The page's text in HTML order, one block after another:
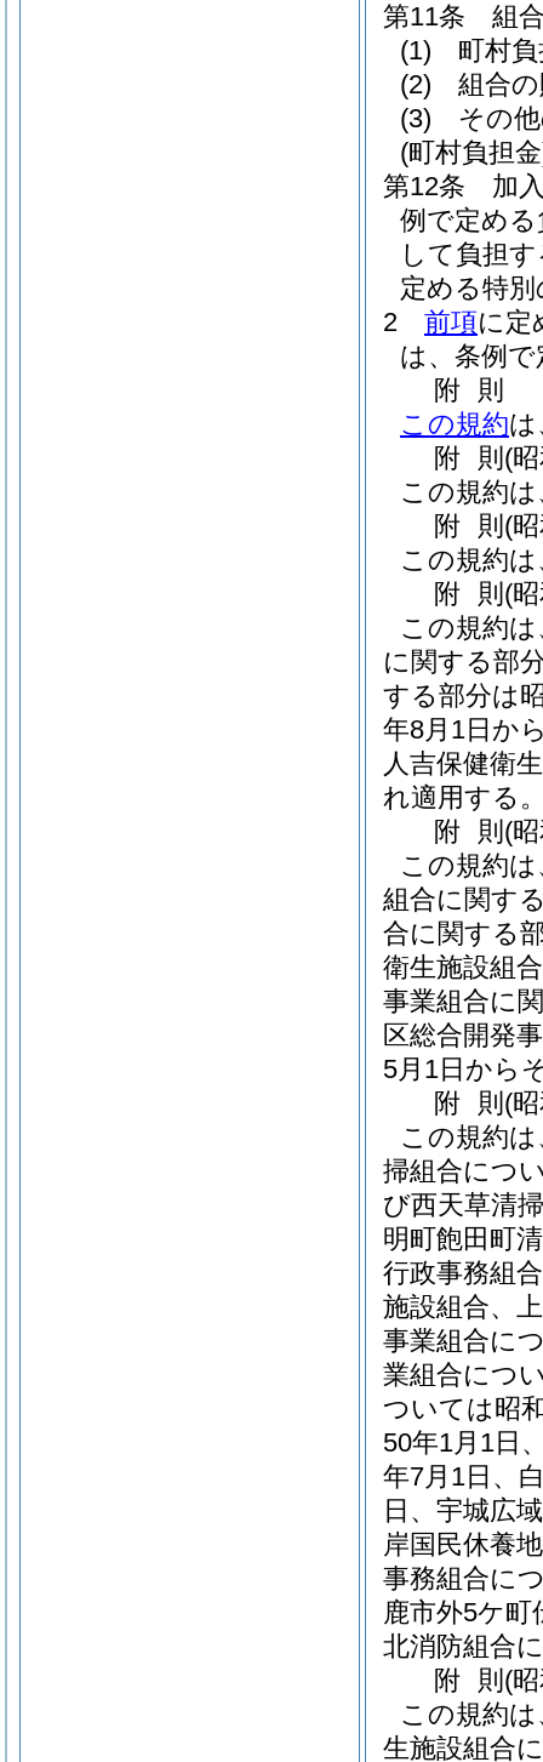
第11条
組
(1)
町村
(2)
組合
(3)
その
(町村負担
第12条
加
例で定め
して負担
定める特
2
前項に定
は、条例
附 則
この規約は
附 則 (
この規約
附 則 (
この規約
附 則 (
この規約
に関する部
する部分は
年8月1日か
人吉保健衛
れ適用する
附 則 (
この規約
組合に関す
合に関する
衛生施設組
事業組合に
区総合開発
5月1日から
附 則 (
この規約
掃組合につ
び西天草清
明町飽田町
行政事務組
施設組合、
事業組合に
業組合につ
ついては昭
50年1月1日
年7月1日、
日、宇城広
岸国民休養
事務組合に
鹿市外5ケ町
北消防組合
附 則 (
この規約
生施設組合